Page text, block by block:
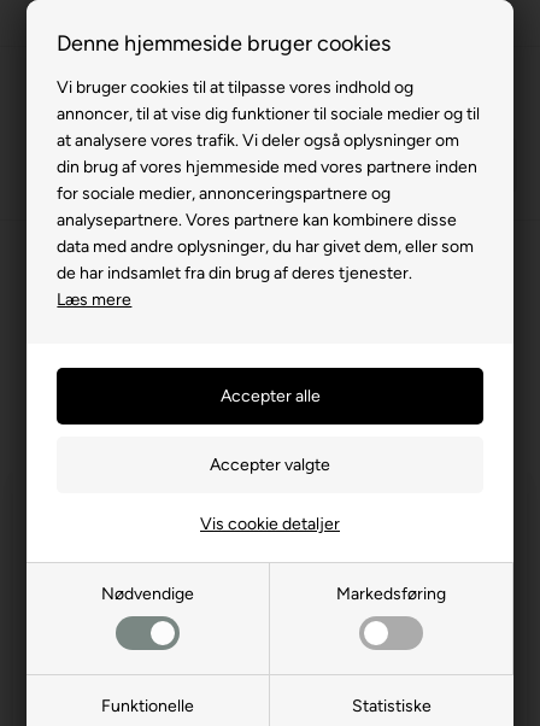
Denne hjemmeside bruger cookies
Vi bruger cookies til at tilpasse vores indhold og
annoncer, til at vise dig funktioner til sociale medier og til
at analysere vores trafik. Vi deler også oplysninger om
din brug af vores hjemmeside med vores partnere inden
for sociale medier, annonceringspartnere og
analysepartnere. Vores partnere kan kombinere disse
data med andre oplysninger, du har givet dem, eller som
de har indsamlet fra din brug af deres tjenester.
Læs mere
Nødvendige Markedsføring
Funktionelle Statistiske
Vis cookie detaljer
Service hos dig
3 års garanti
63 15 00 00
Forside Reservedele » Elcykel » Batterier/oplader
Filtrer produkter